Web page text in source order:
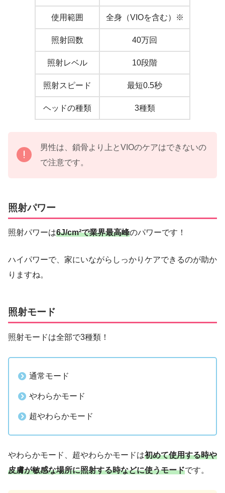
使用範囲 全身（VIOを含む）※
照射回数 40万回
照射レベル 10段階
照射スピード 最短0.5秒
ヘッドの種類 3種類
男性は、鎖骨より上とVIOのケアはできないの
で注意です。
照射パワー
照射パワーは6J/cm²で業界最高峰のパワーです！
ハイパワーで、家にいながらしっかりケアできるのが助か
りますね。
照射モード
照射モードは全部で3種類！
通常モード
やわらかモード
超やわらかモード
やわらかモード、超やわらかモードは初めて使用する時や
皮膚が敏感な場所に照射する時などに使うモードです。